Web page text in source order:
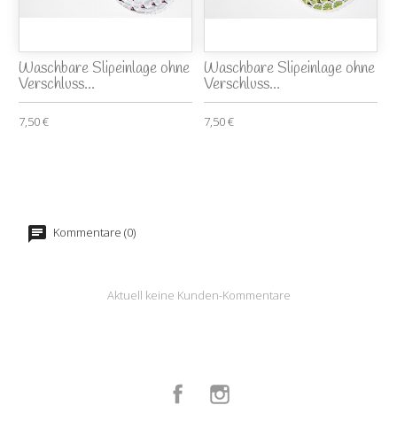
Waschbare Slipeinlage ohne
Verschluss...
7,50 €
Waschbare Slipeinlage ohne
Verschluss...
7,50 €
Kommentare (0)
Aktuell keine Kunden-Kommentare
Facebook